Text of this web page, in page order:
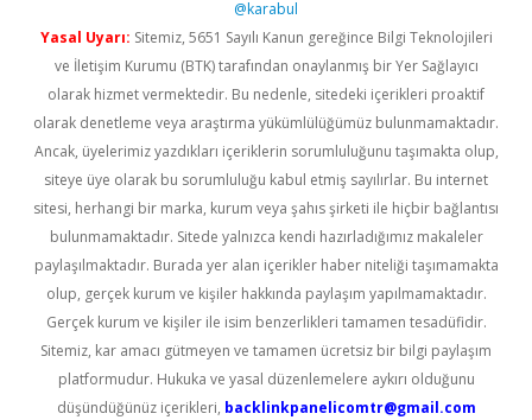
@karabul
Yasal Uyarı: Sitemiz, 5651 Sayılı Kanun gereğince Bilgi Teknolojileri
ve İletişim Kurumu (BTK) tarafından onaylanmış bir Yer Sağlayıcı
olarak hizmet vermektedir. Bu nedenle, sitedeki içerikleri proaktif
olarak denetleme veya araştırma yükümlülüğümüz bulunmamaktadır.
Ancak, üyelerimiz yazdıkları içeriklerin sorumluluğunu taşımakta olup,
siteye üye olarak bu sorumluluğu kabul etmiş sayılırlar. Bu internet
sitesi, herhangi bir marka, kurum veya şahıs şirketi ile hiçbir bağlantısı
bulunmamaktadır. Sitede yalnızca kendi hazırladığımız makaleler
paylaşılmaktadır. Burada yer alan içerikler haber niteliği taşımamakta
olup, gerçek kurum ve kişiler hakkında paylaşım yapılmamaktadır.
Gerçek kurum ve kişiler ile isim benzerlikleri tamamen tesadüfidir.
Sitemiz, kar amacı gütmeyen ve tamamen ücretsiz bir bilgi paylaşım
platformudur. Hukuka ve yasal düzenlemelere aykırı olduğunu
düşündüğünüz içerikleri, backlinkpanelicomtr@gmail.com